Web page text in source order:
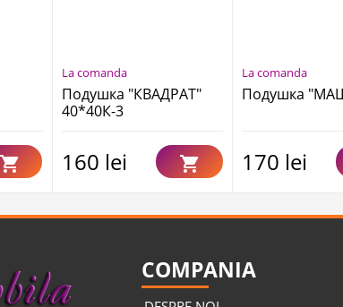
La comanda
Подушка "КВАДРАТ"
40*40К-3
160 lei
La comanda
Подушка
170 lei
COMPANIA